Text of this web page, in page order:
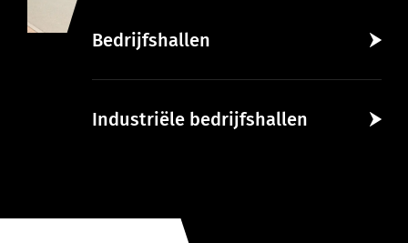
Bedrijfshallen
Industriële bedrijfshallen